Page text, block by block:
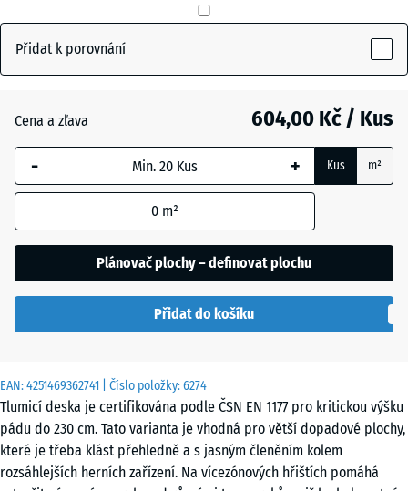
EAN:4251469362741 | Číslo položky:6274
Tlumicí deska je certifikována podle ČSN EN 1177 pro kritickou výšku
pádu do 230 cm. Tato varianta je vhodná pro větší dopadové plochy,
které je třeba klást přehledně a s jasným členěním kolem
rozsáhlejších herních zařízení. Na vícezónových hřištích pomáhá
modrá (active)
Antracit - 104,00 Kč
Břidlicová
červená
- 97,00 Kč
béžová
+ 12,00 Kč
Travní
zelená
- 55,00 Kč
Přidat k porovnání
Cena a zľava 604,00 Kč / Kus
- + Kus m²
0 m²
Plánovač plochy – definovat plochu
Přidat do košíku